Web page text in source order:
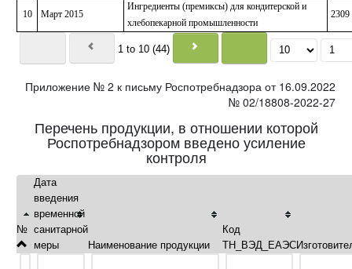
10 Март 2015
Ингредиенты (премиксы) для кондитерской и
хлебопекарной промышленности
2309
1 to 10 (44)
Приложение № 2 к письму Роспотребнадзора от 16.09.2022
№ 02/18808-2022-27
Перечень продукции, в отношении которой
Роспотребнадзором введено усиление
контроля
№
Дата
введения
временной
санитарной
меры
Наименование продукции
Код
ТН_ВЭД_ЕАЭС